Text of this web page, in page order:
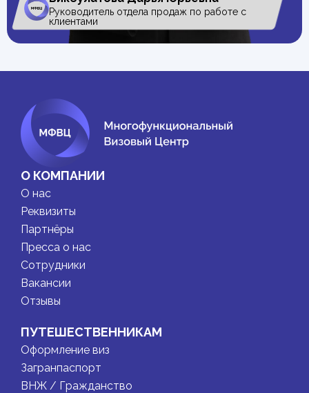
Руководитель отдела продаж по работе с
клиентами
О КОМПАНИИ
О нас
Реквизиты
Партнёры
Пресса о нас
Сотрудники
Вакансии
Отзывы
ПУТЕШЕСТВЕННИКАМ
Оформление виз
Загранпаспорт
ВНЖ / Гражданство